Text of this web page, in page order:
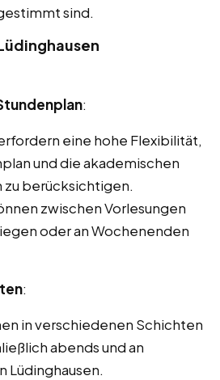
sind.
:
eine hohe Flexibilität,
und die akademischen
berücksichtigen.
zwischen Vorlesungen
oder an Wochenenden
:
in verschiedenen Schichten
abends und an
Lüdinghausen.